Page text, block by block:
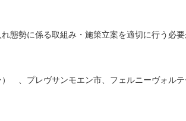
態勢に係る取組み・施策立案を適切に行う必
、プレヴサンモエン市、フェルニーヴォル